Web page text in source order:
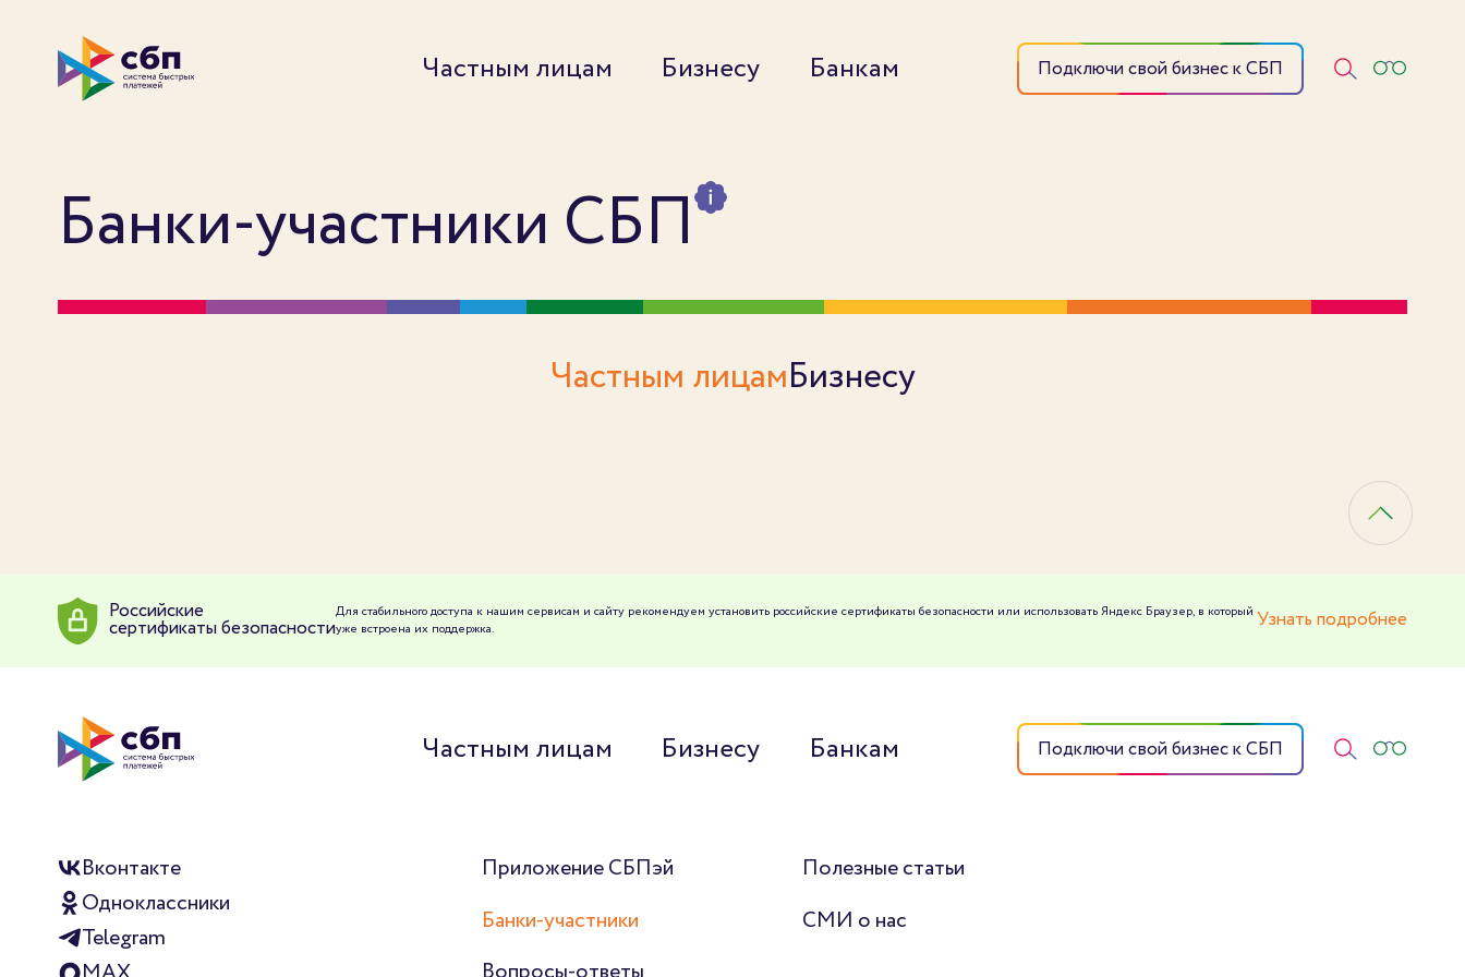
Частным лицам Бизнесу Банкам Подключи свой бизнес к СБП
Банки-участники СБП
Частным лицамБизнесу
Российские
сертификаты безопасности
Для стабильного доступа к нашим сервисам и сайту рекомендуем установить российские сертификаты безопасности или использовать Яндекс Браузер, в который
уже встроена их поддержка.
Узнать подробнее
Частным лицам Бизнесу Банкам Подключи свой бизнес к СБП
Вконтакте
Одноклассники
Telegram
Приложение СБПэй
Банки-участники
Полезные статьи
СМИ о нас